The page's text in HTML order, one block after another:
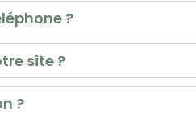
?
site ?
?